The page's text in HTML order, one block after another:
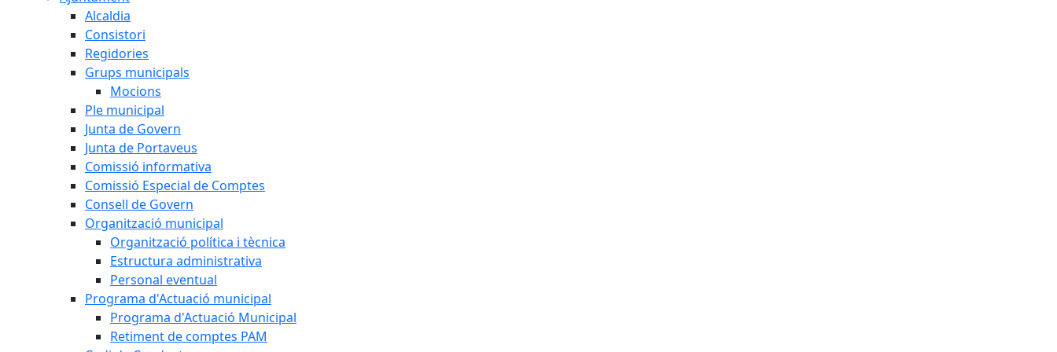
Alcaldia
Consistori
Regidories
Grups municipals
Mocions
Ple municipal
Junta de Govern
Junta de Portaveus
Comissió informativa
Comissió Especial de Comptes
Consell de Govern
Organització municipal
Organització política i tècnica
Estructura administrativa
Personal eventual
Programa d'Actuació municipal
Programa d'Actuació Municipal
Retiment de comptes PAM